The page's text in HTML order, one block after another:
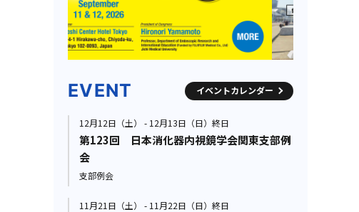
EVENT イベントカレンダー
12月12日（土） - 12月13日（日）終日
第123回 日本消化器内視鏡学会関東支部例
会
支部例会
11月21日（土） - 11月22日（日）終日